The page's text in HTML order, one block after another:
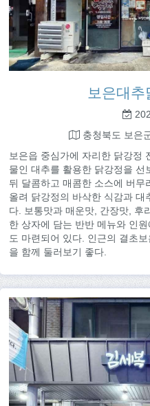
보은대추
충청북도 보은
보은읍 중심가에 자리한 닭강정
물인 대추를 활용한 닭강정을 선
뒤 달콤하고 매콤한 소스에 버무
올려 닭강정의 바삭한 식감과 대
다. 보통맛과 매운맛, 간장맛, 후
한 상자에 담는 반반 메뉴와 인
도 마련되어 있다. 인근의 결초
을 함께 둘러보기 좋다.